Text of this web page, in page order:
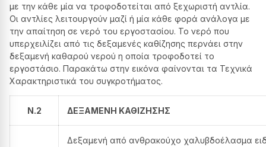
με την κάθε μία να τροφοδοτείται από ξεχωριστή αντλία.
Οι αντλίες λειτουργούν μαζί ή μία κάθε φορά ανάλογα με
την απαίτηση σε νερό του εργοστασίου. Το νερό που
υπερχειλίζει από τις δεξαμενές καθίζησης περνάει στην
δεξαμενή καθαρού νερού η οποία τροφοδοτεί το
εργοστάσιο. Παρακάτω στην εικόνα φαίνονται τα Τεχνικά
Χαρακτηριστικά του συγκροτήματος.
N.2 ΔΕΞΑΜΕΝΗ ΚΑΘΙΖΗΣΗΣ
Δεξαμενή από ανθρακούχο χαλυβδοέλασμα